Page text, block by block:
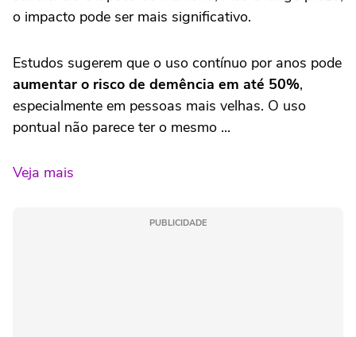
o impacto pode ser mais significativo.
Estudos sugerem que o uso contínuo por anos pode
aumentar o risco de demência em até 50%,
especialmente em pessoas mais velhas. O uso
pontual não parece ter o mesmo ...
Veja mais
PUBLICIDADE